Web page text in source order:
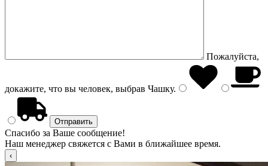
Пожалуйста,
докажите, что вы человек, выбрав Чашку.
Спасибо за Ваше сообщение!
Наш менеджер свяжется с Вами в ближайшее время.